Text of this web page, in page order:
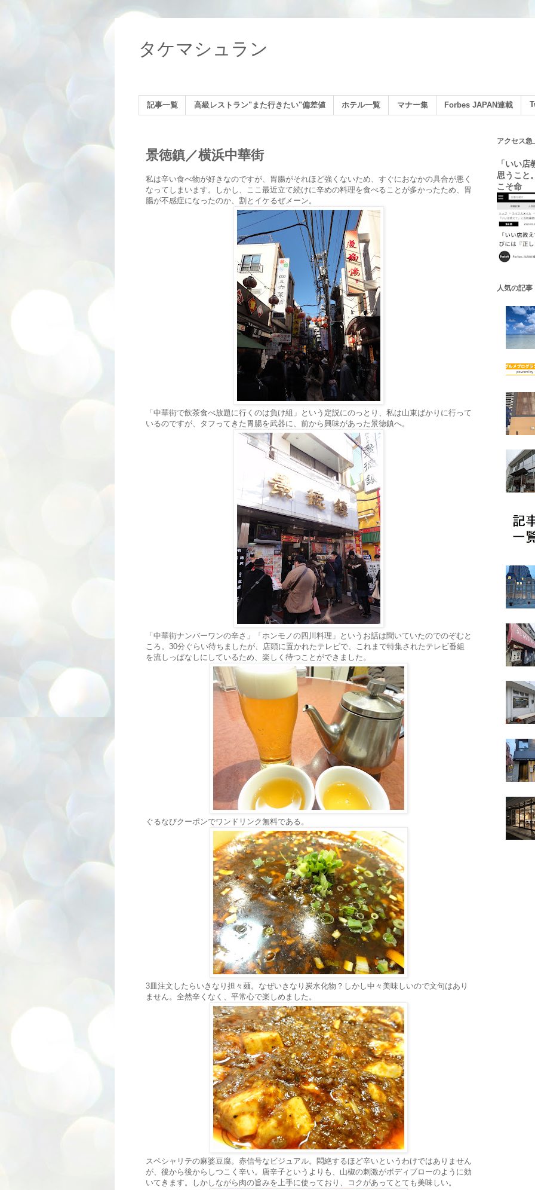
タケマシュラン
記事一覧 高級レストラン"また行きたい"偏差値 ホテル一覧 マナー集 Forbes JAPAN連載
景徳鎮／横浜中華街
私は辛い食べ物が好きなのですが、胃腸がそれほど強くないため、すぐにおなかの具合が悪く
なってしまいます。しかし、ここ最近立て続けに辛めの料理を食べることが多かったため、胃
腸が不感症になったのか、割とイケるぜメーン。
「中華街で飲茶食べ放題に行くのは負け組」という定説にのっとり、私は山東ばかりに行って
いるのですが、タフってきた胃腸を武器に、前から興味があった景徳鎮へ。
「中華街ナンバーワンの辛さ」「ホンモノの四川料理」というお話は聞いていたのでのぞむと
ころ。30分ぐらい待ちましたが、店頭に置かれたテレビで、これまで特集されたテレビ番組
を流しっぱなしにしているため、楽しく待つことができました。
ぐるなびクーポンでワンドリンク無料である。
3皿注文したらいきなり担々麺。なぜいきなり炭水化物？しかし中々美味しいので文句はあり
ません。全然辛くなく、平常心で楽しめました。
スペシャリテの麻婆豆腐。赤信号なビジュアル。悶絶するほど辛いというわけではありません
が、後から後からしつこく辛い。唐辛子というよりも、山椒の刺激がボディブローのように効
いてきます。しかしながら肉の旨みを上手に使っており、コクがあってとても美味しい。
アクセス急
「いい
思うこと
こそ命
人気の記事